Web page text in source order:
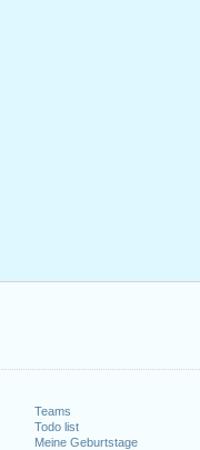
Teams
Todo list
Meine Geburtstage